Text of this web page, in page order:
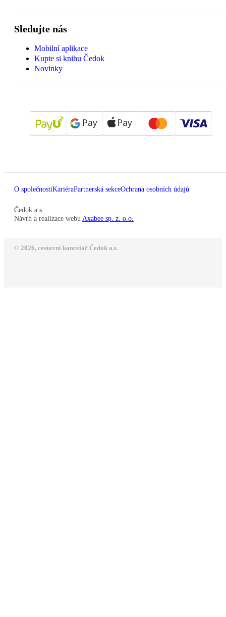
Sledujte nás
Mobilní aplikace
Kupte si knihu Čedok
Novinky
O společnostiKariéraPartnerská sekceOchrana osobních údajů
Čedok a.s
Návrh a realizace webu Axabee sp. z. o.o.
© 2026, cestovní kancelář Čedok a.s.